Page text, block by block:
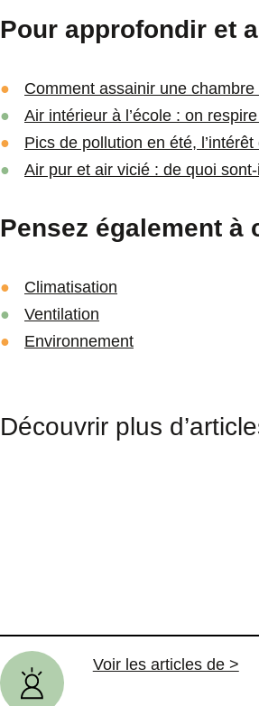
Pour approfondir et
Comment assainir une chambre
Air intérieur à l’école : on
Pics de pollution en été,
Air pur et air vicié : de quoi
Pensez également à
Climatisation
Ventilation
Environnement
Découvrir plus
Voir les articles de >